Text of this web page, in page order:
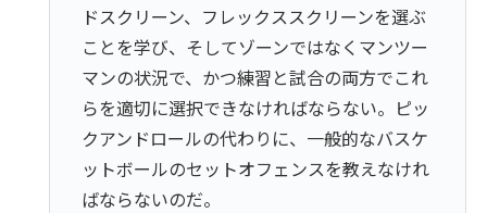
ドスクリーン、フレックススクリーンを選ぶ
ことを学び、そしてゾーンではなくマンツー
マンの状況で、かつ練習と試合の両方でこれ
らを適切に選択できなければならない。ピッ
クアンドロールの代わりに、一般的なバスケ
ットボールのセットオフェンスを教えなけれ
ばならないのだ。